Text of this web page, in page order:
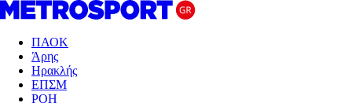
ΠΑΟΚ
Άρης
Ηρακλής
ΕΠΣΜ
ΡΟΗ